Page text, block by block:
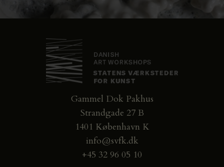
Gammel Dok Pakhus
Strandgade 27 B
1401 København K
info@svfk.dk
+45 32 96 05 10